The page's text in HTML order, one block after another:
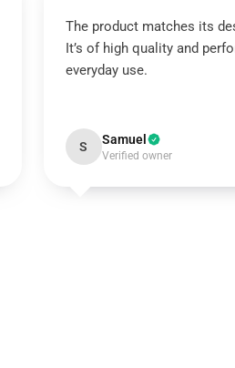
The product matches its
It’s of high quality and
everyday use.
S Samuel
Verified owner